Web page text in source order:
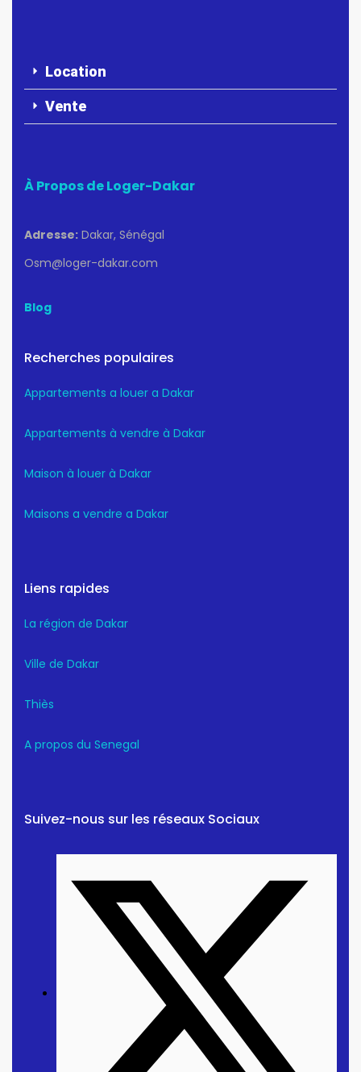
Location
Vente
À Propos de Loger-Dakar
Adresse: Dakar, Sénégal
Osm@loger-dakar.com
Blog
Recherches populaires
Appartements a louer a Dakar
Appartements à vendre à Dakar
Maison à louer à Dakar
Maisons a vendre a Dakar
Liens rapides
La région de Dakar
Ville de Dakar
Thiès
A propos du Senegal
Suivez-nous sur les réseaux Sociaux